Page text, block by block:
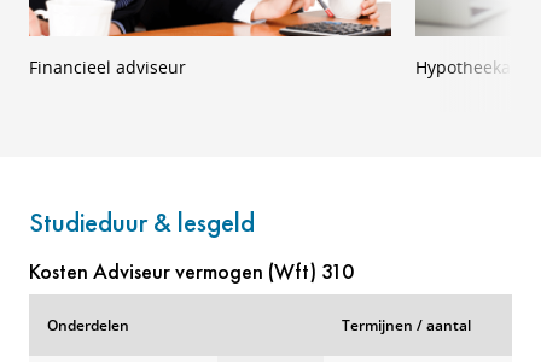
Financieel adviseur
Studieduur & lesgeld
Kosten Adviseur vermogen (Wft) 310
Onderdelen Termijnen / aantal